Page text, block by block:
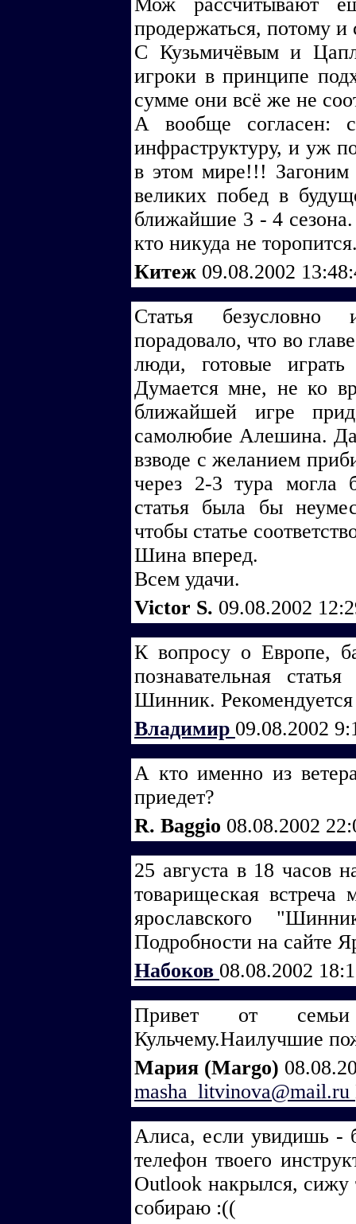
продержаться, потому и
С Кузьмичёвым и
игроки в принципе
сумме они всё же не
А вообще согласен:
инфраструктуру, и уж
в этом мире!!!
великих побед в
ближайшие 3 - 4 сезона.
кто никуда не
Китеж 09.08.2002
Статья безусловно
порадовало, что во
люди, готовые
Думается мне, не ко
ближайшей игре
самолюбие Алешина.
взводе с желанием
через 2-3 тура могла
статья была бы
чтобы статье
Шина вперед.
Всем удачи.
Victor S. 09.08.2002
К вопросу о Европе,
познавательная
Шинник.
Владимир 09.08.2002
А кто именно из
приедет?
R. Baggio 08.08.2002
25 августа в 18 часов
товарищеская встреча
ярославского
Подробности на сайте
Набоков 08.08.2002
Привет от семьи
Кульчему.Наилучшие
Мария (Margo)
masha_litvinova@mail.ru
Алиса, если увидишь -
телефон твоего
Outlook накрылся, сижу
собираю :((